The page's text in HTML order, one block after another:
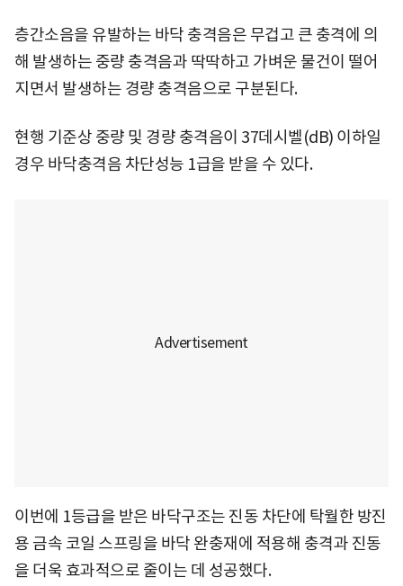
층간소음을 유발하는 바닥 충격음은 무겁고 큰 충격에 의
해 발생하는 중량 충격음과 딱딱하고 가벼운 물건이 떨어
지면서 발생하는 경량 충격음으로 구분된다.
현행 기준상 중량 및 경량 충격음이 37데시벨(dB) 이하일
경우 바닥충격음 차단성능 1급을 받을 수 있다.
이번에 1등급을 받은 바닥구조는 진동 차단에 탁월한 방진
용 금속 코일 스프링을 바닥 완충재에 적용해 충격과 진동
을 더욱 효과적으로 줄이는 데 성공했다.